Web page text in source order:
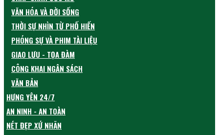
VĂN HÓA VÀ ĐỜI SỐNG
THỜI SỰ NHÌN TỪ PHỐ HIẾN
PHÓNG SỰ VÀ PHIM TÀI LIỆU
GIAO LƯU - TỌA ĐÀM
CÔNG KHAI NGÂN SÁCH
VĂN BẢN
HƯNG YÊN 24/7
AN NINH - AN TOÀN
NÉT ĐẸP XỨ NHÃN